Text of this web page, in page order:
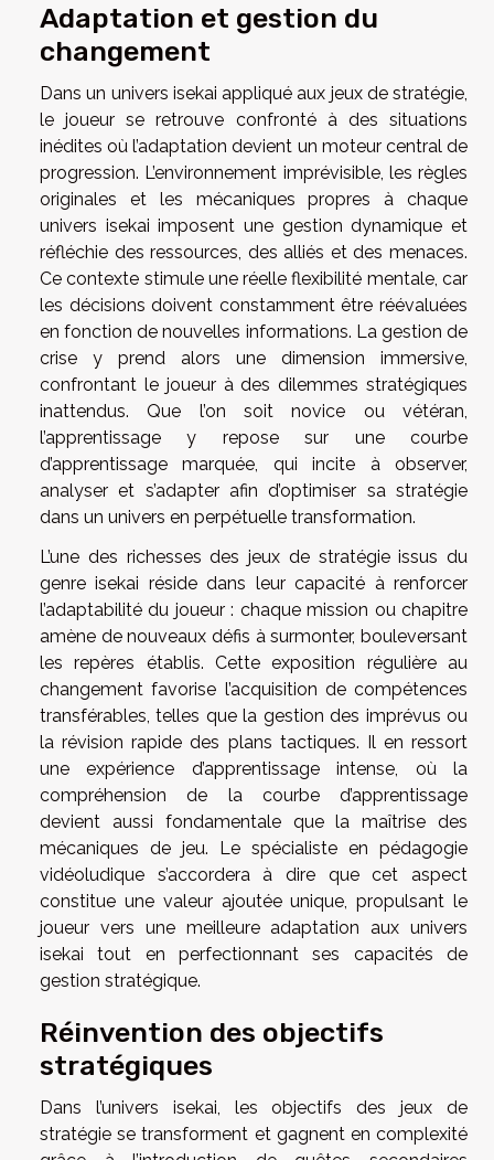
Adaptation et gestion du
changement
Dans un univers isekai appliqué aux jeux de stratégie,
le joueur se retrouve confronté à des situations
inédites où l’adaptation devient un moteur central de
progression. L’environnement imprévisible, les règles
originales et les mécaniques propres à chaque
univers isekai imposent une gestion dynamique et
réfléchie des ressources, des alliés et des menaces.
Ce contexte stimule une réelle flexibilité mentale, car
les décisions doivent constamment être réévaluées
en fonction de nouvelles informations. La gestion de
crise y prend alors une dimension immersive,
confrontant le joueur à des dilemmes stratégiques
inattendus. Que l’on soit novice ou vétéran,
l’apprentissage y repose sur une courbe
d’apprentissage marquée, qui incite à observer,
analyser et s’adapter afin d’optimiser sa stratégie
dans un univers en perpétuelle transformation.
L’une des richesses des jeux de stratégie issus du
genre isekai réside dans leur capacité à renforcer
l’adaptabilité du joueur : chaque mission ou chapitre
amène de nouveaux défis à surmonter, bouleversant
les repères établis. Cette exposition régulière au
changement favorise l’acquisition de compétences
transférables, telles que la gestion des imprévus ou
la révision rapide des plans tactiques. Il en ressort
une expérience d’apprentissage intense, où la
compréhension de la courbe d’apprentissage
devient aussi fondamentale que la maîtrise des
mécaniques de jeu. Le spécialiste en pédagogie
vidéoludique s’accordera à dire que cet aspect
constitue une valeur ajoutée unique, propulsant le
joueur vers une meilleure adaptation aux univers
isekai tout en perfectionnant ses capacités de
gestion stratégique.
Réinvention des objectifs
stratégiques
Dans l’univers isekai, les objectifs des jeux de
stratégie se transforment et gagnent en complexité